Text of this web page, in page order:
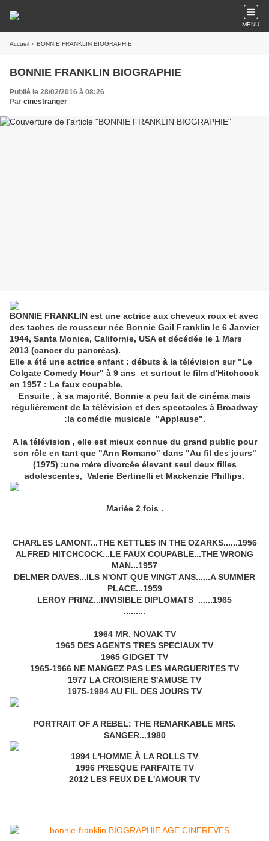
MENU
Accueil » BONNIE FRANKLIN BIOGRAPHIE
BONNIE FRANKLIN BIOGRAPHIE
Publié le 28/02/2016 à 08:26
Par cinestranger
BONNIE FRANKLIN est une actrice aux cheveux roux et avec
des taches de rousseur née Bonnie Gail Franklin le 6 Janvier
1944, Santa Monica, Californie, USA et décédée le 1 Mars
2013 (cancer du pancréas).
Elle a été une actrice enfant : débuts à la télévision sur "Le
Colgate Comedy Hour" à 9 ans et surtout le film d'Hitchcock
en 1957 : Le faux coupable.
Ensuite , à sa majorité, Bonnie a peu fait de cinéma mais
régulièrement de la télévision et des spectacles à Broadway
:la comédie musicale "Applause".
A la télévision , elle est mieux connue du grand public pour
son rôle en tant que "Ann Romano" dans "Au fil des jours"
(1975) :une mère divorcée élevant seul deux filles
adolescentes, Valerie Bertinelli et Mackenzie Phillips.
Mariée 2 fois .
CHARLES LAMONT...THE KETTLES IN THE OZARKS......1956
ALFRED HITCHCOCK...LE FAUX COUPABLE...THE WRONG
MAN...1957
DELMER DAVES...ILS N'ONT QUE VINGT ANS......A SUMMER
PLACE...1959
LEROY PRINZ...INVISIBLE DIPLOMATS ......1965
.........
1964 MR. NOVAK TV
1965 DES AGENTS TRES SPECIAUX TV
1965 GIDGET TV
1965-1966 NE MANGEZ PAS LES MARGUERITES TV
1977 LA CROISIERE S'AMUSE TV
1975-1984 AU FIL DES JOURS TV
PORTRAIT OF A REBEL: THE REMARKABLE MRS.
SANGER...1980
1994 L'HOMME À LA ROLLS TV
1996 PRESQUE PARFAITE TV
2012 LES FEUX DE L'AMOUR TV